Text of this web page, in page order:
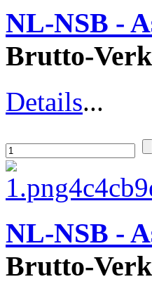
NL-NSB -
Brutto-
Details...
NL-NSB -
Brutto-